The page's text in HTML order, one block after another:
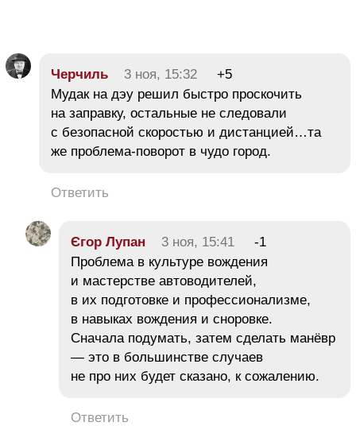
Черчиль 3 ноя, 15:32
+5
Мудак на дэу решил быстро проскочить
на заправку, остальные не следовали
с безопасной скоростью и дистанцией…та
же проблема-поворот в чудо город.
Ответить
Єгор Лупан 3 ноя, 15:41
-1
Проблема в культуре вождения
и мастерстве автоводителей,
в их подготовке и профессионализме,
в навыках вождения и сноровке.
Сначала подумать, затем сделать манёвр
— это в большинстве случаев
не про них будет сказано, к сожалению.
Ответить